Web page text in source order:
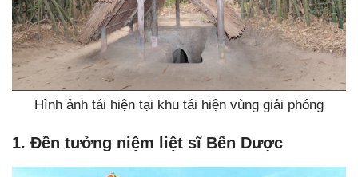
Hình ảnh tái hiện tại khu tái hiện vùng giải phóng
1. Đền tưởng niệm liệt sĩ Bến Dược